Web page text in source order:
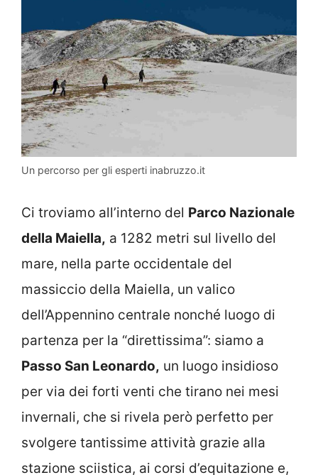
Un percorso per gli esperti inabruzzo.it
Ci troviamo all’interno del Parco Nazionale
della Maiella, a 1282 metri sul livello del
mare, nella parte occidentale del
massiccio della Maiella, un valico
dell’Appennino centrale nonché luogo di
partenza per la “direttissima”: siamo a
Passo San Leonardo, un luogo insidioso
per via dei forti venti che tirano nei mesi
invernali, che si rivela però perfetto per
svolgere tantissime attività grazie alla
stazione sciistica, ai corsi d’equitazione e,